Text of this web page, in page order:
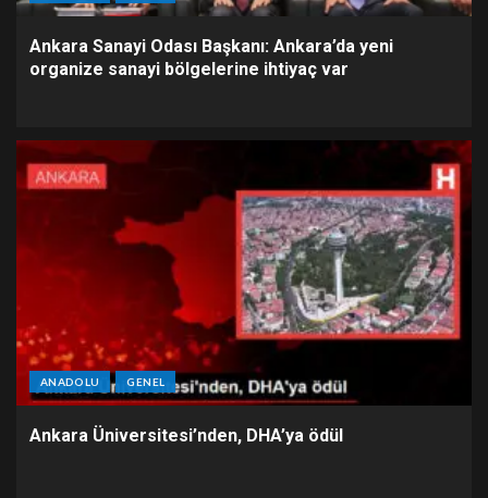
Ankara Sanayi Odası Başkanı: Ankara’da yeni
organize sanayi bölgelerine ihtiyaç var
ANADOLU GENEL
Ankara Üniversitesi’nden, DHA’ya ödül